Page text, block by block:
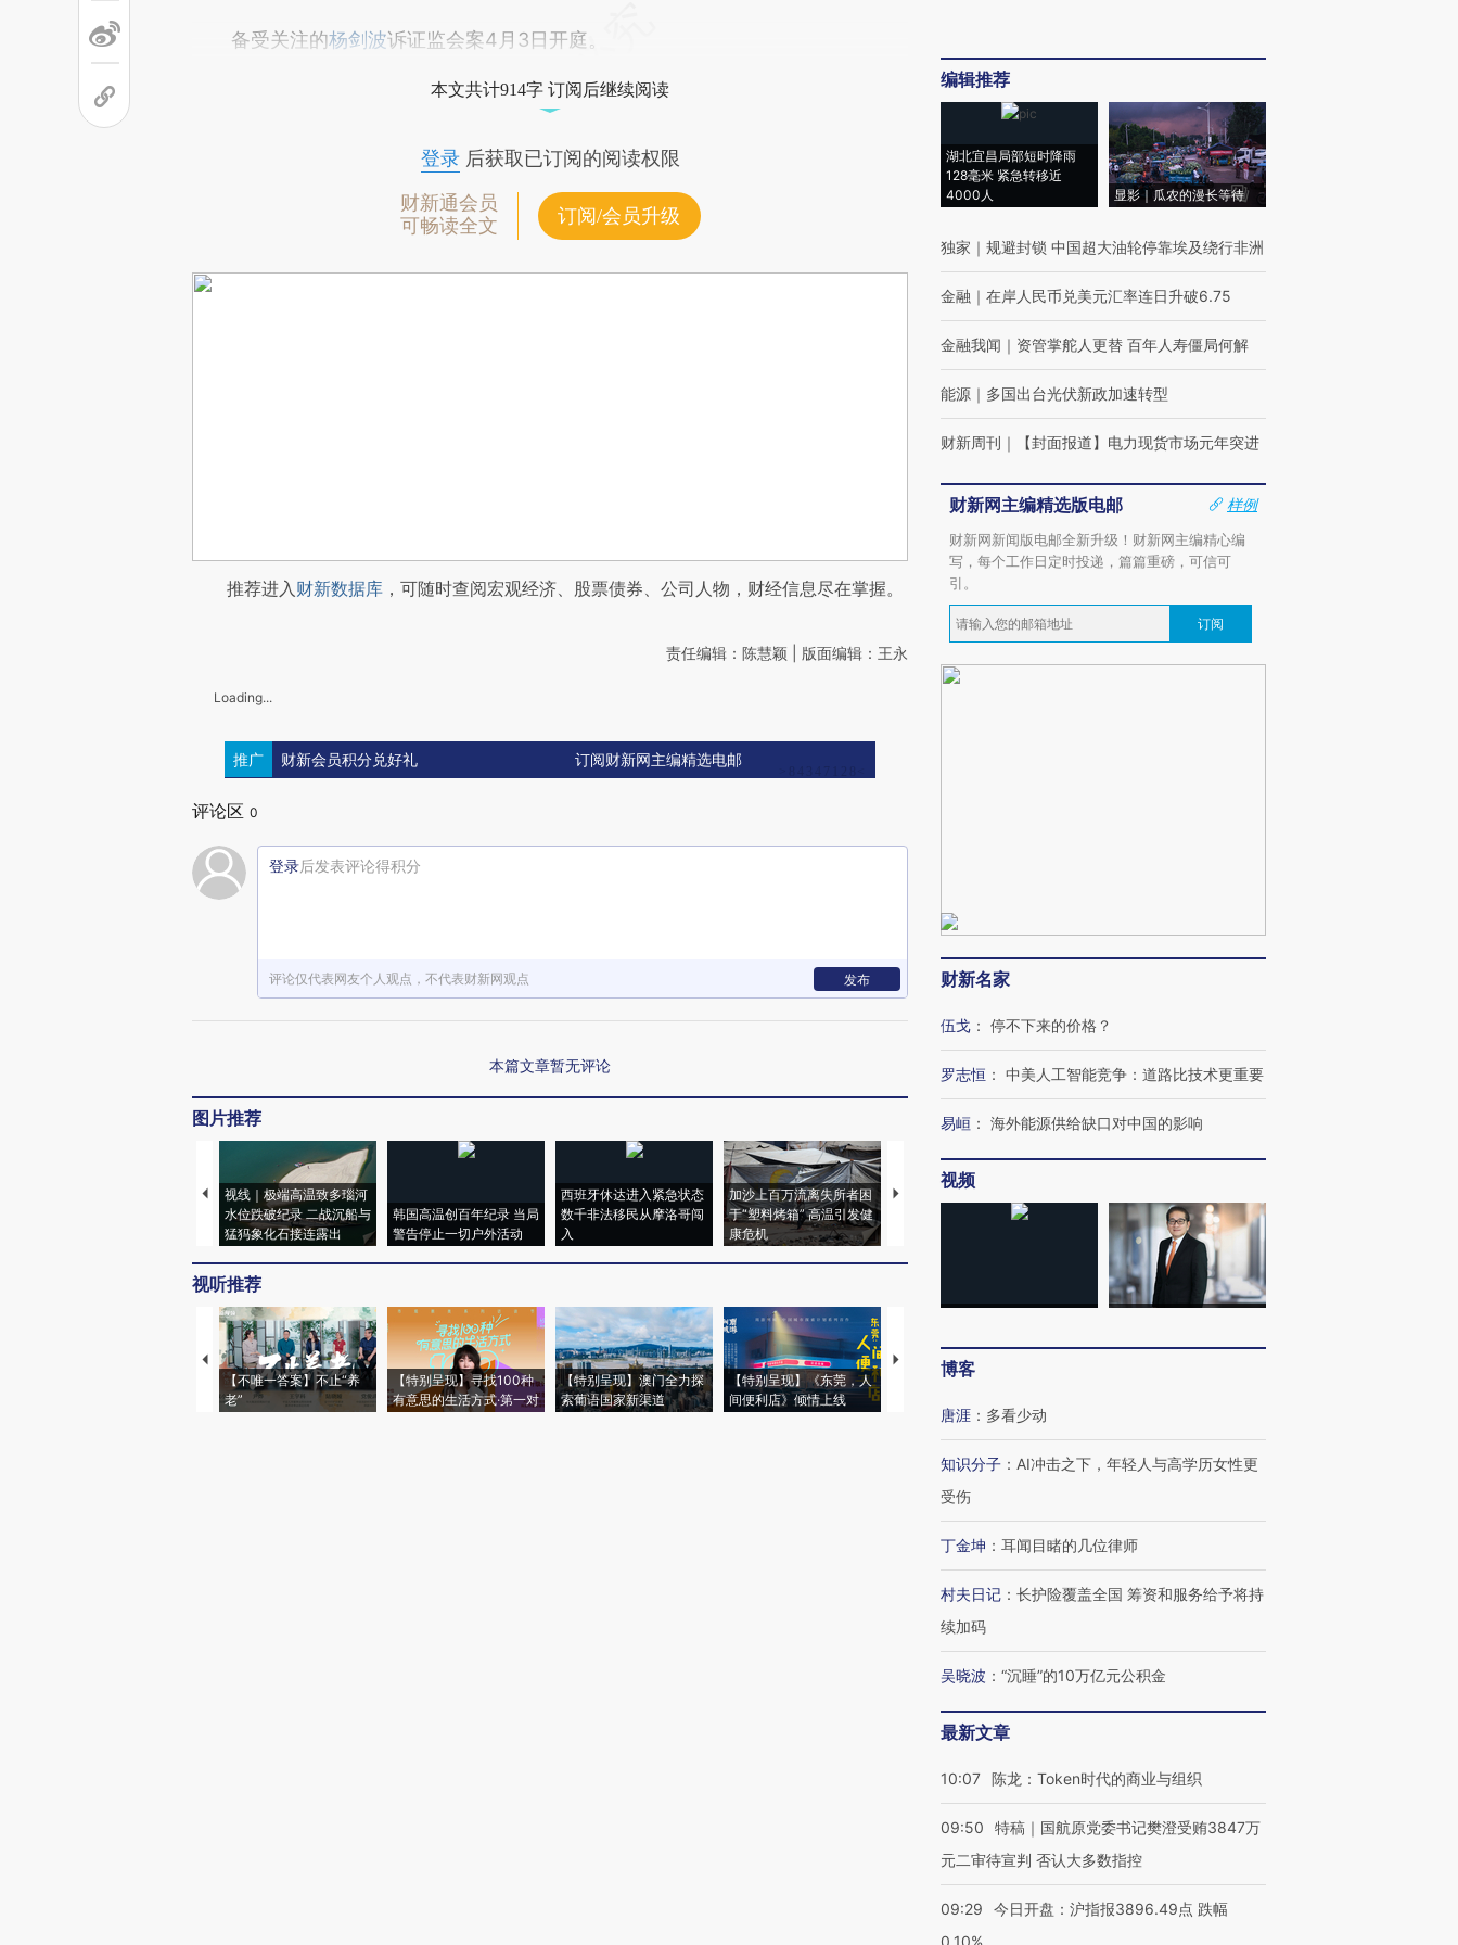
备受关注的杨剑波诉证监会案4月3日开庭。
本文共计914字 订阅后继续阅读
登录后获取已订阅的阅读权限
财新通会员
可畅读全文
订阅/会员升级
推荐进入财新数据库 ，可随时查阅宏观经济、股票债券、公司人物，财经信息尽在掌握。
责任编辑：陈慧颖 | 版面编辑：王永
Loading...
推广 财新会员积分兑好礼 订阅财新网主编精选电邮
评论区 0
登录后发表评论得积分
评论仅代表网友个人观点，不代表财新网观点 发布
本篇文章暂无评论
图片推荐
视线｜极端高温致多瑙河
水位跌破纪录 二战沉船与
猛犸象化石接连露出
韩国高温创百年纪录 当局
警告停止一切户外活动
西班牙休达进入紧急状态
数千非法移民从摩洛哥闯
入
加沙上百万流离失所者困
于“塑料烤箱” 高温引发健
康危机
视线｜HYROX的吸金
术：是什么让中产们甘
粒摇头丸 尿检体内含3种
度Z世代 用街头抗争将教
育部长拱下台
视听推荐
【不唯一答案】不止“养
老”
【特别呈现】寻找100种
有意思的生活方式·第一对
【特别呈现】澳门全力探
索葡语国家新渠道
【特别呈现】《东莞，人
间便利店》倾情上线
【推广】走进第四届链博
会，让数智科技“链”接产
编辑推荐
湖北宜昌局部短时降雨
128毫米 紧急转移近
4000人
显影｜瓜农的漫长等待
独家 ｜ 规避封锁 中国超大油轮停靠埃及绕行非洲
金融 ｜ 在岸人民币兑美元汇率连日升破6.75
金融我闻 ｜ 资管掌舵人更替 百年人寿僵局何解
能源 ｜ 多国出台光伏新政加速转型
财新周刊 ｜ 【封面报道】电力现货市场元年突进
财新网主编精选版电邮
样例
财新网新闻版电邮全新升级！财新网主编精心编
写，每个工作日定时投递，篇篇重磅，可信可
引。
订阅
财新名家
伍戈 ： 停不下来的价格？
罗志恒 ： 中美人工智能竞争：道路比技术更重要
易峘 ： 海外能源供给缺口对中国的影响
视频
博客
唐涯 ： 多看少动
知识分子 ： AI冲击之下，年轻人与高学历女性更
受伤
丁金坤 ： 耳闻目睹的几位律师
村夫日记 ： 长护险覆盖全国 筹资和服务给予将持
续加码
吴晓波 ： “沉睡”的10万亿元公积金
最新文章
10:07 陈龙：Token时代的商业与组织
09:50
特稿｜国航原党委书记樊澄受贿3847万
元二审待宣判 否认大多数指控
09:29
今日开盘：沪指报3896.49点 跌幅
0.10%